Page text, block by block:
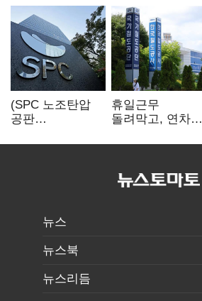
(SPC 노조탄압
공판
도 책임 안 지는
휴일근무
돌려막고, 연차도
승무현장의
52시간'
뉴스
뉴스북
뉴스리듬